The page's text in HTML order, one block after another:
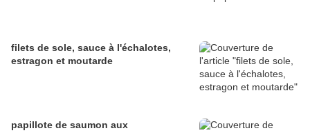
filets de sole, sauce à l'échalotes,
estragon et moutarde
papillote de saumon aux